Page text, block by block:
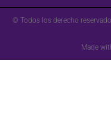
© Todos los derecho
Made